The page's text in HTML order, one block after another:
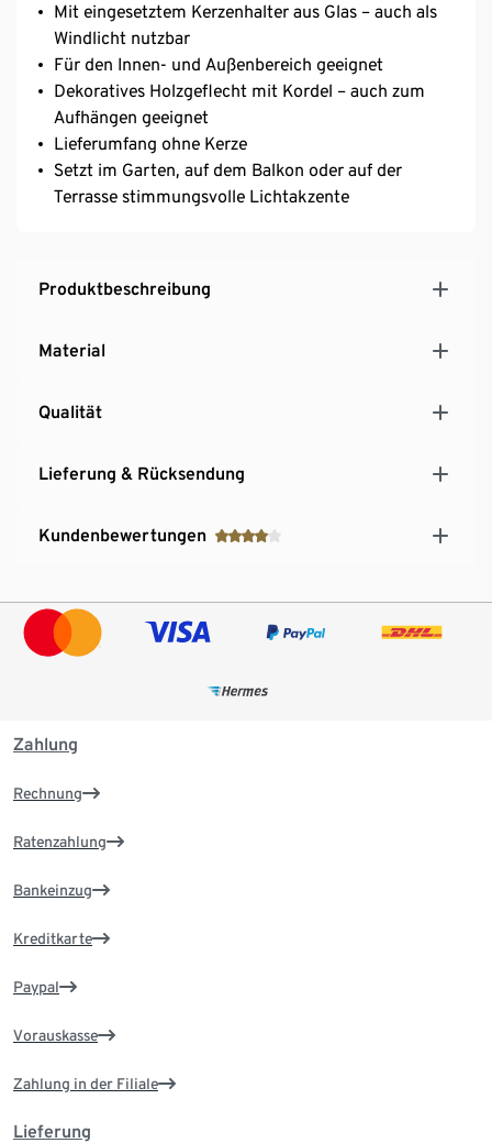
Mit eingesetztem Kerzenhalter aus Glas – auch als
Windlicht nutzbar
Für den Innen- und Außenbereich geeignet
Dekoratives Holzgeflecht mit Kordel – auch zum
Aufhängen geeignet
Lieferumfang ohne Kerze
Setzt im Garten, auf dem Balkon oder auf der
Terrasse stimmungsvolle Lichtakzente
Produktbeschreibung
Material
Qualität
Lieferung & Rücksendung
Kundenbewertungen
Zahlung
Rechnung
Ratenzahlung
Bankeinzug
Kreditkarte
Paypal
Vorauskasse
Zahlung in der Filiale
Lieferung